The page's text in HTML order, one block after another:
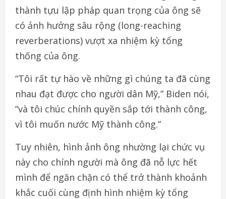
thành tựu lập pháp quan trọng của ông sẽ
có ảnh hưởng sâu rộng (long-reaching
reverberations) vượt xa nhiệm kỳ tổng
thống của ông.
“Tôi rất tự hào về những gì chúng ta đã cùng
nhau đạt được cho người dân Mỹ,” Biden nói,
“và tôi chúc chính quyền sắp tới thành công,
vì tôi muốn nước Mỹ thành công.”
Tuy nhiên, hình ảnh ông nhường lại chức vụ
này cho chính người mà ông đã nỗ lực hết
mình để ngăn chặn có thể trở thành khoảnh
khắc cuối cùng định hình nhiệm kỳ tổng